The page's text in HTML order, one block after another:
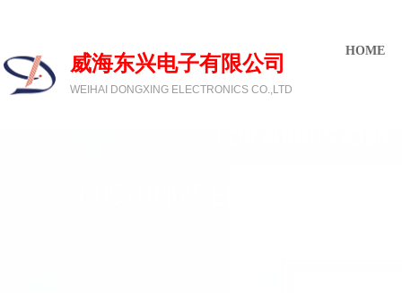
威海东兴电子有限公司
WEIHAI DONGXING ELECTRONICS CO.,LTD
HOME